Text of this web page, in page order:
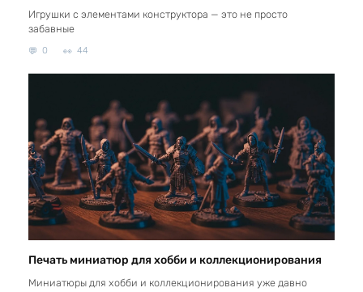
Игрушки с элементами конструктора — это не просто
забавные
0 44
Печать миниатюр для хобби и коллекционирования
Миниатюры для хобби и коллекционирования уже давно